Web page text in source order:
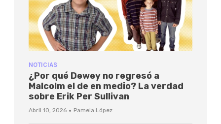
NOTICIAS
¿Por qué Dewey no regresó a
Malcolm el de en medio? La verdad
sobre Erik Per Sullivan
Abril 10, 2026 · Pamela López